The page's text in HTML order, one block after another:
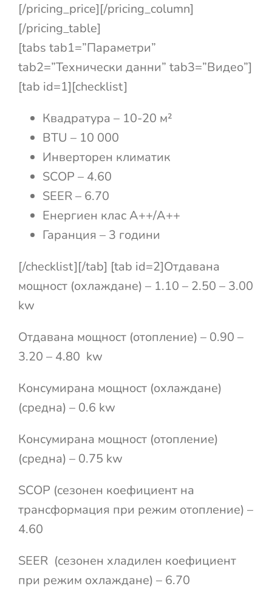
[/pricing_price][/pricing_column]
[/pricing_table]
[tabs tab1=”Параметри”
tab2=”Технически данни” tab3=”Видео”]
[tab id=1][checklist]
Квадратура – 10-20 м²
BTU – 10 000
Инверторен климатик
SCOP – 4.60
SEER – 6.70
Енергиен клас А++/А++
Гаранция – 3 години
[/checklist][/tab] [tab id=2]Отдавана
мощност (охлаждане) – 1.10 – 2.50 – 3.00
kw
Отдавана мощност (отопление) – 0.90 –
3.20 – 4.80 kw
Консумирана мощност (охлаждане)
(средна) – 0.6 kw
Консумирана мощност (отопление)
(средна) – 0.75 kw
SCOP (сезонен коефициент на
трансформация при режим отопление) –
4.60
SEER (сезонен хладилен коефициент
при режим охлаждане) – 6.70